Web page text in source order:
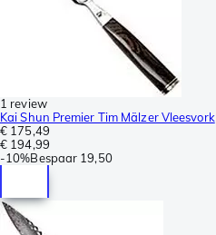
1 review
Kai Shun Premier Tim Mälzer Vleesvork
€ 175,49
€ 194,99
-10%Bespaar 19,50